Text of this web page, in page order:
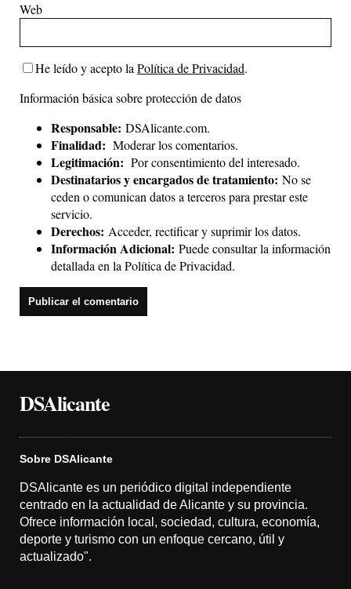
Web
He leído y acepto la Política de Privacidad.
Información básica sobre protección de datos
Responsable: DSAlicante.com.
Finalidad: Moderar los comentarios.
Legitimación: Por consentimiento del interesado.
Destinatarios y encargados de tratamiento: No se
ceden o comunican datos a terceros para prestar este
servicio.
Derechos: Acceder, rectificar y suprimir los datos.
Información Adicional: Puede consultar la información
detallada en la Política de Privacidad.
DSAlicante
Sobre DSAlicante
DSAlicante es un periódico digital independiente
centrado en la actualidad de Alicante y su provincia.
Ofrece información local, sociedad, cultura, economía,
deporte y turismo con un enfoque cercano, útil y
actualizado".